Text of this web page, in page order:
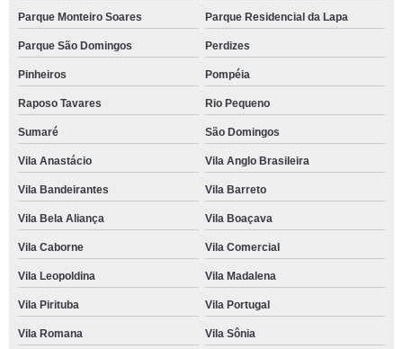
Parque Monteiro Soares Parque Residencial da Lapa
Parque São Domingos Perdizes
Pinheiros Pompéia
Raposo Tavares Rio Pequeno
Sumaré São Domingos
Vila Anastácio Vila Anglo Brasileira
Vila Bandeirantes Vila Barreto
Vila Bela Aliança Vila Boaçava
Vila Caborne Vila Comercial
Vila Leopoldina Vila Madalena
Vila Pirituba Vila Portugal
Vila Romana Vila Sônia